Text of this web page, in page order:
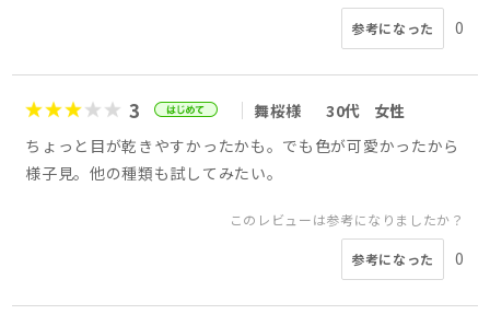
参考になった 0
3 舞桜様 30代
女性
ちょっと目が乾きやすかったかも。でも色が可愛かったから
様子見。他の種類も試してみたい。
このレビューは参考になりましたか？
参考になった 0